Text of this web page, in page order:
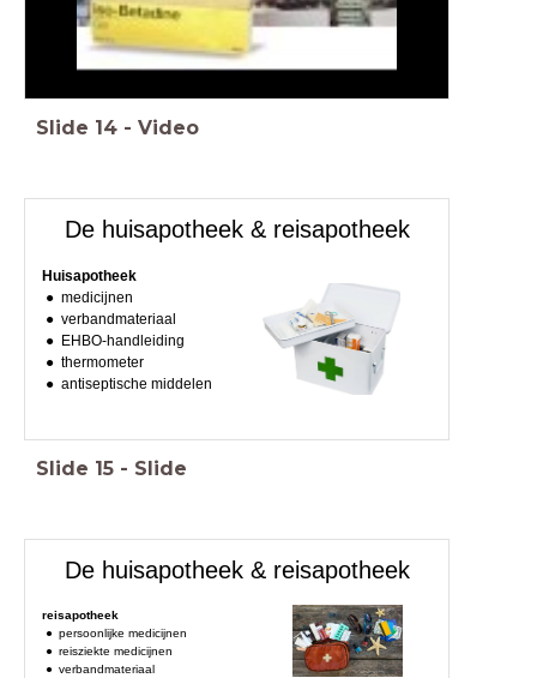
Slide 14 - Video
De huisapotheek & reisapotheek
Huisapotheek
medicijnen
verbandmateriaal
EHBO-handleiding
thermometer
antiseptische middelen
Slide 15 - Slide
De huisapotheek & reisapotheek
reisapotheek
persoonlijke medicijnen
reisziekte medicijnen
verbandmateriaal